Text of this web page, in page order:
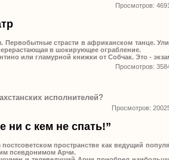
Просмотров:
страсти в африканском танце.
в шокирующее ограбление.
или гламурной книжки от Собчак. Это -
Просмотров:
исполнителей?
Просмотров:
ни с кем не спать!”
постсоветском пространстве как ведущий
псевдонимом Арчи.